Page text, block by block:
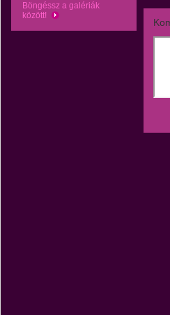
Böngéssz a galériák
között!